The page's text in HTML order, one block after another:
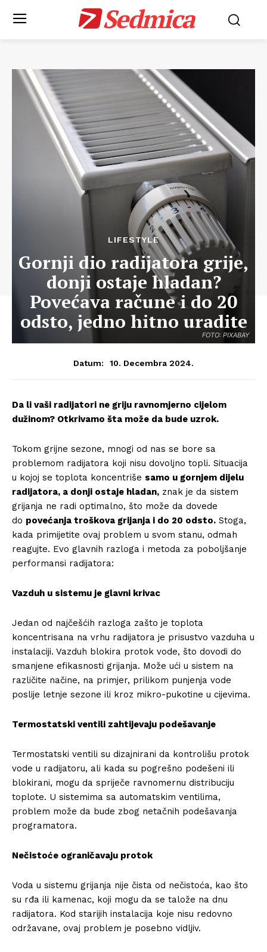
Sedmica
FOTO: PIXABAY
LIFESTYLE
Gornji dio radijatora grije,
donji ostaje hladan?
Povećava račune i do 20
odsto, jedno hitno uradite
Datum: 10. Decembra 2024.
Da li vaši radijatori ne griju ravnomjerno cijelom
dužinom? Otkrivamo šta može da bude uzrok.
Tokom grijne sezone, mnogi od nas se bore sa
problemom radijatora koji nisu dovoljno topli. Situacija
u kojoj se toplota koncentriše samo u gornjem dijelu
radijatora, a donji ostaje hladan, znak je da sistem
grijanja ne radi optimalno, što može da dovede
do povećanja troškova grijanja i do 20 odsto. Stoga,
kada primijetite ovaj problem u svom stanu, odmah
reagujte. Evo glavnih razloga i metoda za poboljšanje
performansi radijatora:
Vazduh u sistemu je glavni krivac
Jedan od najčešćih razloga zašto je toplota
koncentrisana na vrhu radijatora je prisustvo vazduha u
instalaciji. Vazduh blokira protok vode, što dovodi do
smanjene efikasnosti grijanja. Može ući u sistem na
različite načine, na primjer, prilikom punjenja vode
poslije letnje sezone ili kroz mikro-pukotine u cijevima.
Termostatski ventili zahtijevaju podešavanje
Termostatski ventili su dizajnirani da kontrolišu protok
vode u radijatoru, ali kada su pogrešno podešeni ili
blokirani, mogu da spriječe ravnomernu distribuciju
toplote. U sistemima sa automatskim ventilima,
problem može da bude zbog netačnih podešavanja
programatora.
Nečistoće ograničavaju protok
Voda u sistemu grijanja nije čista od nečistoća, kao što
su rđa ili kamenac, koji mogu da se talože na dnu
radijatora. Kod starijih instalacija koje nisu redovno
održavane, ovaj problem je posebno vidljiv.